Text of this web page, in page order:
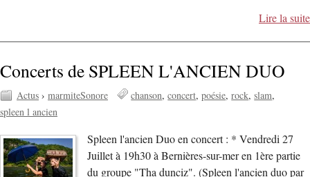
Lire la suite
Concerts de SPLEEN L'ANCIEN DUO
Actus › marmiteSonore chanson concert poésie rock slam
spleen l ancien
Spleen l'ancien Duo en concert : * Vendredi 27
Juillet à 19h30 à Bernières-sur-mer en 1ère partie
du groupe "Tha dunciz". (Spleen l'ancien duo par